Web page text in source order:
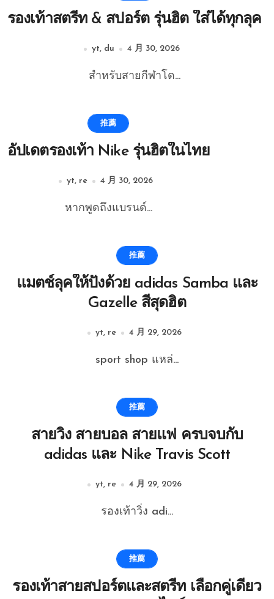
รองเท้าสตรีท & สปอร์ต รุ่นฮิต ใส่ได้ทุกลุค
yt, du 4 月 30, 2026
สำหรับสายกีฬาโด...
推薦
อัปเดตรองเท้า Nike รุ่นฮิตในไทย
yt, re 4 月 30, 2026
หากพูดถึงแบรนด์...
推薦
แมตช์ลุคให้ปังด้วย adidas Samba และ
Gazelle สีสุดฮิต
yt, re 4 月 29, 2026
sport shop แหล่...
推薦
สายวิ่ง สายบอล สายแฟ ครบจบกับ
adidas และ Nike Travis Scott
yt, re 4 月 29, 2026
รองเท้าวิ่ง adi...
推薦
รองเท้าสายสปอร์ตและสตรีท เลือกคู่เดียว